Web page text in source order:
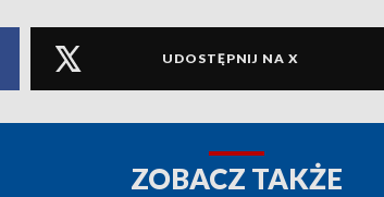
UDOSTĘPNIJ NA X
ZOBACZ TAKŻE